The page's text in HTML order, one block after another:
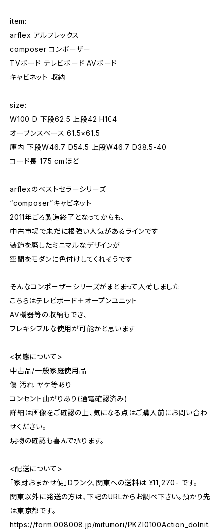
item:
arflex アルフレックス
composer コンポーザー
TVボード テレビボード AVボード
キャビネット 収納
size:
W100 D 下段62.5 上段42 H104
オープンスペース 61.5×61.5
庫内 下段W46.7 D54.5 上段W46.7 D38.5-40
コード長 175 cmほど
arflexのベストセラーシリーズ
“composer”キャビネット
2011年ごろ製造終了となってからも、
中古市場で未だに根強い人気があるラインです
装飾を廃したミニマルなデザインが
空間をモダンに色付けしてくれそうです
そんなコンポーザーシリーズがまとまって入荷しました
こちらはテレビボード＋オープンユニット
AV機器等の収納もでき、
フレキシブルな使用が可能かと思います
<状態について>
中古品/一般家庭使用品
傷 汚れ ヤケ等あり
コンセント曲がりあり(通電確認済み)
詳細は画像をご確認の上、気になる点はご購入前にお問い合わ
せください。
現物の確認も喜んで承ります。
<配送について>
「家財おまかせ便」Dランク、関東への送料は ¥11,270- です。
関東以外に発送の方は、下記のURLからお調べ下さい。預かり先
は東京都です。
https://form.008008.jp/mitumori/PKZI0100Action_doInit.